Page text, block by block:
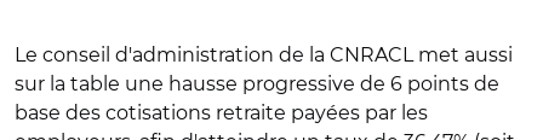
Le conseil d'administration de la CNRACL met aussi
sur la table une hausse progressive de 6 points de
base des cotisations retraite payées par les